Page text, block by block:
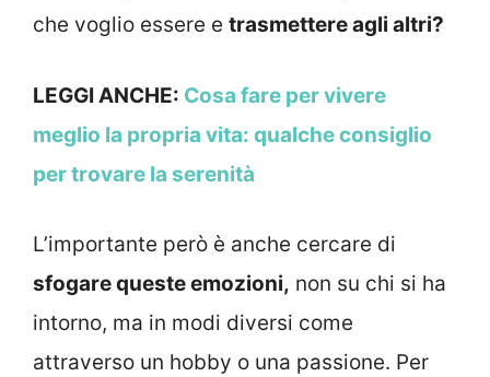
che voglio essere e trasmettere agli altri?
LEGGI ANCHE: Cosa fare per vivere
meglio la propria vita: qualche consiglio
per trovare la serenità
L’importante però è anche cercare di
sfogare queste emozioni, non su chi si ha
intorno, ma in modi diversi come
attraverso un hobby o una passione. Per